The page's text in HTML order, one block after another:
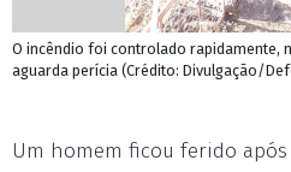
O incêndio foi controlado rapidamente,
aguarda perícia (Crédito: Divulgação/
Um homem ficou ferido